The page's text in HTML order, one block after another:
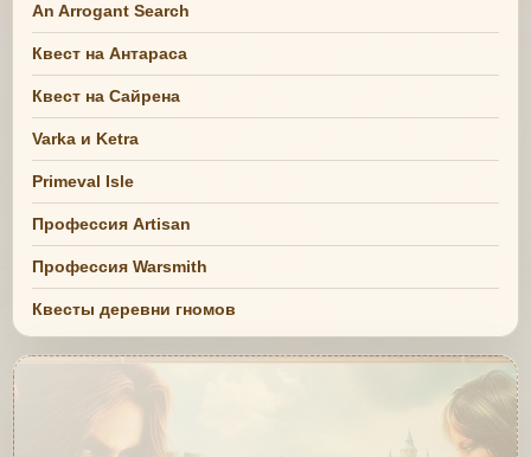
An Arrogant Search
Квест на Антараса
Квест на Сайрена
Varka и Ketra
Primeval Isle
Профессия Artisan
Профессия Warsmith
Квесты деревни гномов